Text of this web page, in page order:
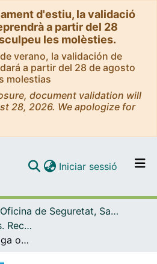
d'estiu, la validació
a partir del 28
les molèsties.
verano, la validación de
a partir del 28 de agosto
molestias
document validation will
28, 2026. We apologize for
Navega per tot el DD
Iniciar sessió (current)
Oficina de Seguretat, Salut i Medi Ambient (OSSMA)
Prevenció de riscos. Recursos informatius (OSSMA)
Prevenció de la fatiga ocular